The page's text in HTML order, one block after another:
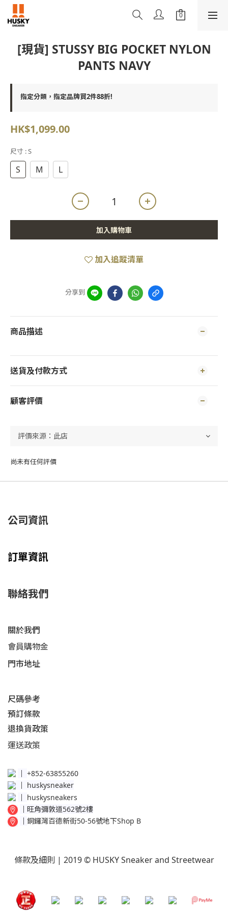
[現貨] STUSSY BIG POCKET NYLON
PANTS NAVY
指定分類，指定品牌買2件88折!
HK$1,099.00
尺寸 : S
S M L
加入購物車
加入追蹤清單
分享到
商品描述
送貨及付款方式
顧客評價
尚未有任何評價
公司資訊
訂單資訊
聯絡我們
關於我們
會員購物金
門市地址
尺碼參考
預訂條款
退換貨政策​
運送政策​
│ +852-63855260
huskysneaker
│ huskysneakers
│ 旺角彌敦道562號2樓
│ 銅鑼灣百德新街50-56號地下Shop B
條款及細則 | 2019 © HUSKY Sneaker and Streetwear